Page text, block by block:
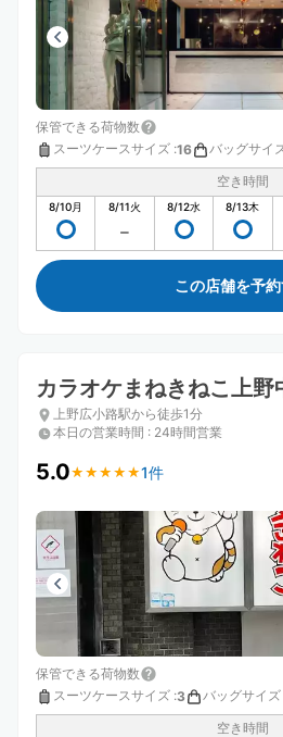
保管できる荷物数
スーツケースサイズ :16 バッグサイ
空き時間
8/10月 8/11火 8/12水 8/13木
この店舗を予
カラオケまねきねこ上
上野広小路駅から徒歩1分
本日の営業時間 : 24時間営業
5.0★ ★ ★ ★ ★
★ ★ ★ ★ ★1件
保管できる荷物数
スーツケースサイズ :3 バッグサイズ
空き時間